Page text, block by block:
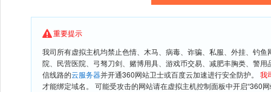
重要提示
我司所有虚拟主机均禁止色情、木马、病毒、诈骗、私服、外挂、钓
院、民营医院、弓驽刀剑、赌博用具、游戏币交易、减肥丰胸类、警
信线路的云服务器并开通360网站卫士或百度云加速进行安全防护。 我
才能绑定域名。 可能受攻击的网站请在虚拟主机控制面板中开启“360